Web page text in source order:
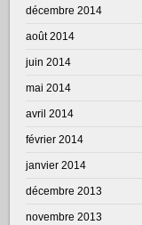
décembre 2014
août 2014
juin 2014
mai 2014
avril 2014
février 2014
janvier 2014
décembre 2013
novembre 2013